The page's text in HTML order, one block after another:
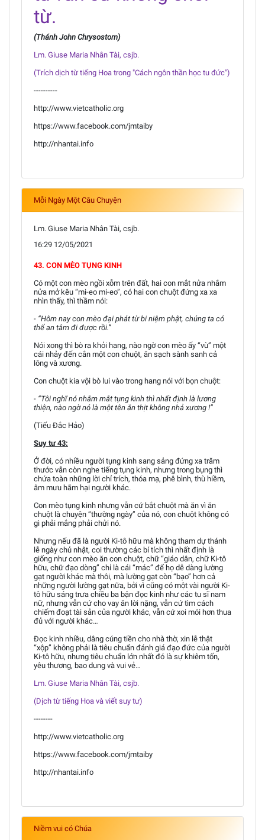
từ.
(Thánh John Chrysostom)
Lm. Giuse Maria Nhân Tài, csjb.
(Trích dịch từ tiếng Hoa trong "Cách ngôn thần học tu đức")
----------
http://www.vietcatholic.org
https://www.facebook.com/jmtaiby
http://nhantai.info
Mỗi Ngày Một Câu Chuyện
Lm. Giuse Maria Nhân Tài, csjb.
16:29 12/05/2021
43. CON MÈO TỤNG KINH
Có một con mèo ngồi xỗm trên đất, hai con mắt nửa nhắm
nửa mở kêu “mi-eo mi-eo”, có hai con chuột đứng xa xa
nhìn thấy, thì thầm nói:
- “Hôm nay con mèo đại phát từ bi niệm phật, chúng ta có
thể an tâm đi được rồi.”
Nói xong thì bò ra khỏi hang, nào ngờ con mèo ấy “vù” một
cái nhảy đến cắn một con chuột, ăn sạch sành sanh cả
lông và xương.
Con chuột kia vội bò lui vào trong hang nói với bọn chuột:
- “Tôi nghĩ nó nhắm mắt tụng kinh thì nhất định là lương
thiện, nào ngờ nó là một tên ăn thịt không nhả xương !”
(Tiếu Đắc Hảo)
Suy tư 43:
Ở đời, có nhiều người tụng kinh sang sảng đứng xa trăm
thước vẫn còn nghe tiếng tụng kinh, nhưng trong bụng thì
chứa toàn những lời chỉ trích, thóa mạ, phê bình, thù hiềm,
âm mưu hãm hại người khác.
Con mèo tụng kinh nhưng vẫn cứ bắt chuột mà ăn vì ăn
chuột là chuyện “thường ngày” của nó, con chuột không có
gì phải mắng phải chửi nó.
Nhưng nếu đã là người Ki-tô hữu mà không tham dự thánh
lễ ngày chủ nhật, coi thường các bí tích thì nhất định là
giống như con mèo ăn con chuột, chữ “giáo dân, chữ Ki-tô
hữu, chữ đạo dòng” chỉ là cái “mác” để họ dễ dàng lường
gạt người khác mà thôi, mà lường gạt còn “bạo” hơn cả
những người lường gạt nữa, bởi vì cũng có một vài người Ki-
tô hữu sáng trưa chiều ba bận đọc kinh như các tu sĩ nam
nữ, nhưng vẫn cứ cho vay ăn lời nặng, vẫn cứ tìm cách
chiếm đoạt tài sản của người khác, vẫn cứ xoi mói hơn thua
đủ với người khác…
Đọc kinh nhiều, dâng cúng tiền cho nhà thờ, xin lễ thật
“xộp” không phải là tiêu chuẩn đánh giá đạo đức của người
Ki-tô hữu, nhưng tiêu chuẩn lớn nhất đó là sự khiêm tốn,
yêu thương, bao dung và vui vẻ…
Lm. Giuse Maria Nhân Tài, csjb.
(Dịch từ tiếng Hoa và viết suy tư)
--------
http://www.vietcatholic.org
https://www.facebook.com/jmtaiby
http://nhantai.info
Niềm vui có Chúa